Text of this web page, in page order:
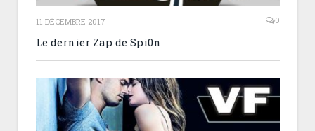
11 DÉCEMBRE 2017 0
Le dernier Zap de Spi0n